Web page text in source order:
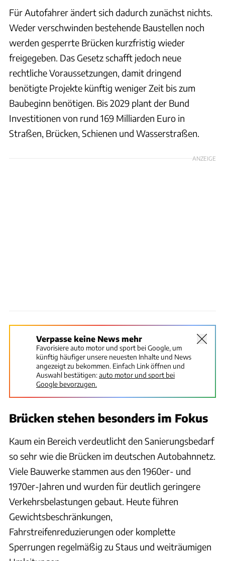
Für Autofahrer ändert sich dadurch zunächst nichts.
Weder verschwinden bestehende Baustellen noch
werden gesperrte Brücken kurzfristig wieder
freigegeben. Das Gesetz schafft jedoch neue
rechtliche Voraussetzungen, damit dringend
benötigte Projekte künftig weniger Zeit bis zum
Baubeginn benötigen. Bis 2029 plant der Bund
Investitionen von rund 169 Milliarden Euro in
Straßen, Brücken, Schienen und Wasserstraßen.
ANZEIGE
Verpasse keine News mehr
Favorisiere auto motor und sport bei Google, um
künftig häufiger unsere neuesten Inhalte und News
angezeigt zu bekommen. Einfach Link öffnen und
Auswahl bestätigen:auto motor und sport bei
Google bevorzugen.
Brücken stehen besonders im Fokus
Kaum ein Bereich verdeutlicht den Sanierungsbedarf
so sehr wie die Brücken im deutschen Autobahnnetz.
Viele Bauwerke stammen aus den 1960er- und
1970er-Jahren und wurden für deutlich geringere
Verkehrsbelastungen gebaut. Heute führen
Gewichtsbeschränkungen,
Fahrstreifenreduzierungen oder komplette
Sperrungen regelmäßig zu Staus und weiträumigen